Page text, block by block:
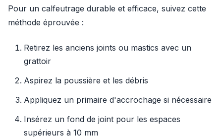
Pour un calfeutrage durable et efficace, suivez cette
méthode éprouvée :
Retirez les anciens joints ou mastics avec un
grattoir
Aspirez la poussière et les débris
Appliquez un primaire d'accrochage si nécessaire
Insérez un fond de joint pour les espaces
supérieurs à 10 mm